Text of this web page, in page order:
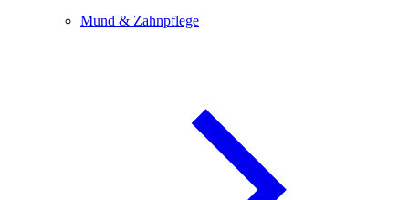
Mund & Zahnpflege